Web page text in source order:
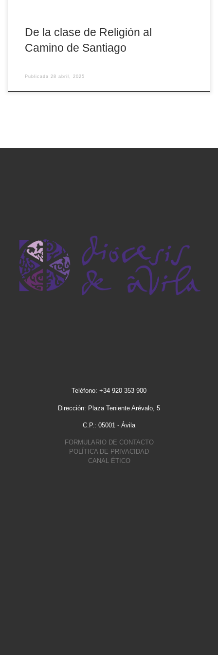
De la clase de Religión al
Camino de Santiago
Publicada 28 abril, 2025
Teléfono: +34 920 353 900
Dirección: Plaza Teniente Arévalo, 5
C.P.: 05001 - Ávila
FORMULARIO DE CONTACTO
POLÍTICA DE PRIVACIDAD
CANAL ÉTICO